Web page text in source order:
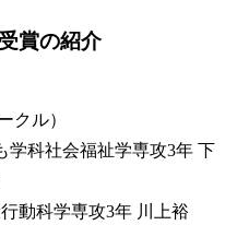
賞の紹介
クル）
学科社会福祉学専攻3年 下
動科学専攻3年 川上裕